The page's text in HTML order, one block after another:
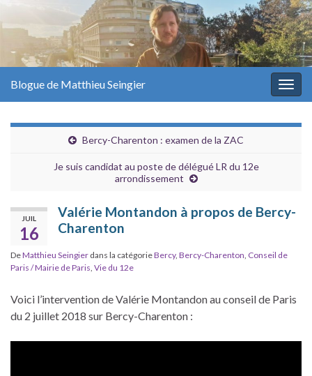
Blogue de Matthieu Seingier
Bercy-Charenton : examen de la ZAC
Je suis candidat au poste de délégué LR du 12e
arrondissement
JUIL
16
Valérie Montandon à propos de Bercy-
Charenton
DeMatthieu Seingier dans la catégorieBercy, Bercy-Charenton Conseil de
Paris / Mairie de Paris Vie du 12e
Voici l’intervention de Valérie Montandon au conseil de Paris
du 2 juillet 2018 sur Bercy-Charenton :